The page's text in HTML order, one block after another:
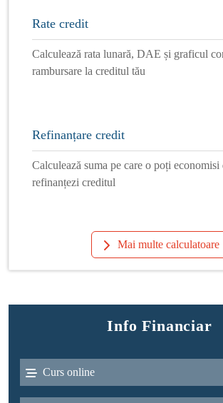
Rate credit
Calculează rata lunară, DAE și graficul
rambursare la creditul tău
Refinanțare credit
Calculează suma pe care o poți economisi
refinanțezi creditul
Mai multe calculatoare
Info Financiar
Curs online